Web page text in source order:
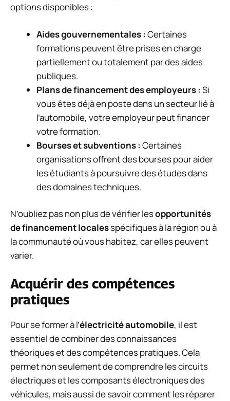
options disponibles :
Aides gouvernementales : Certaines
formations peuvent être prises en charge
partiellement ou totalement par des aides
publiques.
Plans de financement des employeurs : Si
vous êtes déjà en poste dans un secteur lié à
l’automobile, votre employeur peut financer
votre formation.
Bourses et subventions : Certaines
organisations offrent des bourses pour aider
les étudiants à poursuivre des études dans
des domaines techniques.
N’oubliez pas non plus de vérifier lesopportunités
de financement localesspécifiques à la région ou à
la communauté où vous habitez, car elles peuvent
varier.
Acquérir des compétences
pratiques
Pour se former à l’électricité automobile, il est
essentiel de combiner des connaissances
théoriques et des compétences pratiques. Cela
permet non seulement de comprendre les circuits
électriques et les composants électroniques des
véhicules, mais aussi de savoir comment les réparer